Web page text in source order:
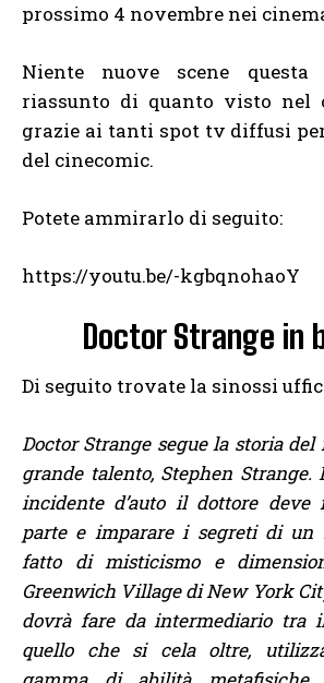
prossimo 4 novembre nei
Niente nuove scene
riassunto di quanto visto nel
grazie ai tanti spot tv diffusi
del cinecomic.
Potete ammirarlo di seguito:
https://youtu.be/-kgbqnohaoY
Doctor Strange in
Di seguito trovate la sinossi
Doctor Strange segue la storia
grande talento, Stephen Strange.
incidente d’auto il dottore deve
parte e imparare i segreti di un
fatto di misticismo e
Greenwich Village di New York
dovrà fare da intermediario tra
quello che si cela oltre,